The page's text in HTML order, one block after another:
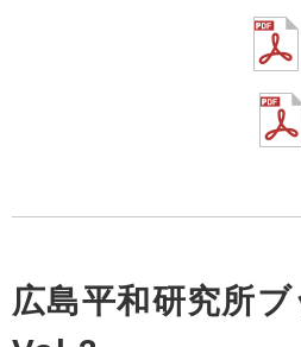
広島平和研究所